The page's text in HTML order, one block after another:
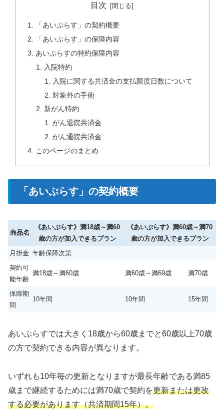
目次
「あいぷらす」の契約概要
「あいぷらす」の保障内容
あいぷらすの特約保障内容
入院特約
入院に関する共済金の支払限度日数について
対象外の手術
新がん特約
がん退院共済金
がん通院共済金
このページのまとめ
「あいぷらす」の契約概要
商品名
《あいぷらす》満18歳～満60
歳の方が加入できるプラン
《あいぷらす》満60歳～満70
歳の方が加入できるプラン
月掛金 年齢保障次第
契約可
能年齢
満18歳～満60歳 満60歳～満69歳 満70歳
保障期
間
10年間 10年間 15年間
あいぷらすでは大きく18歳から60歳までと60歳以上70歳
の方で契約できる内容が異なります。
いずれも10年毎の更新となりますが最長年齢である満85
歳まで継続するためには満70歳で契約を更新または更改
する必要があります（共済期間15年）。